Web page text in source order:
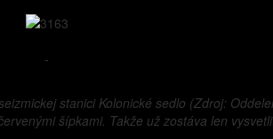
-
stanici Kolonické sedlo (Zdroj:
šípkami. Takže už zostáva len